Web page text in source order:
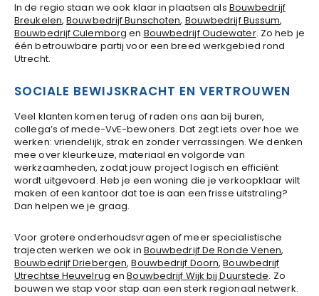
In de regio staan we ook klaar in plaatsen als Bouwbedrijf
Breukelen,Bouwbedrijf Bunschoten, Bouwbedrijf Bussum,
Bouwbedrijf Culemborg en Bouwbedrijf Oudewater. Zo heb je
één betrouwbare partij voor een breed werkgebied rond
Utrecht.
SOCIALE BEWIJSKRACHT EN VERTROUWEN
Veel klanten komen terug of raden ons aan bij buren,
collega’s of mede-VvE-bewoners. Dat zegt iets over hoe we
werken: vriendelijk, strak en zonder verrassingen. We denken
mee over kleurkeuze, materiaal en volgorde van
werkzaamheden, zodat jouw project logisch en efficiënt
wordt uitgevoerd. Heb je een woning die je verkoopklaar wilt
maken of een kantoor dat toe is aan een frisse uitstraling?
Dan helpen we je graag.
Voor grotere onderhoudsvragen of meer specialistische
trajecten werken we ook in Bouwbedrijf De Ronde Venen,
Bouwbedrijf Driebergen,Bouwbedrijf Doorn,Bouwbedrijf
Utrechtse Heuvelrug enBouwbedrijf Wijk bij Duurstede. Zo
bouwen we stap voor stap aan een sterk regionaal netwerk.